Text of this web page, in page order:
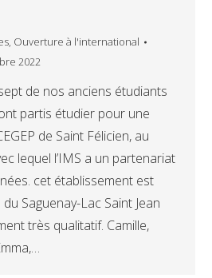
, Ouverture à l'international
2022
de nos anciens étudiants
partis étudier pour une
de Saint Félicien, au
lequel l’IMS a un partenariat
cet établissement est
Saguenay-Lac Saint Jean
très qualitatif. Camille,